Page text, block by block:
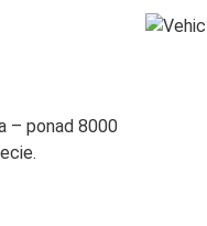
– ponad 8000